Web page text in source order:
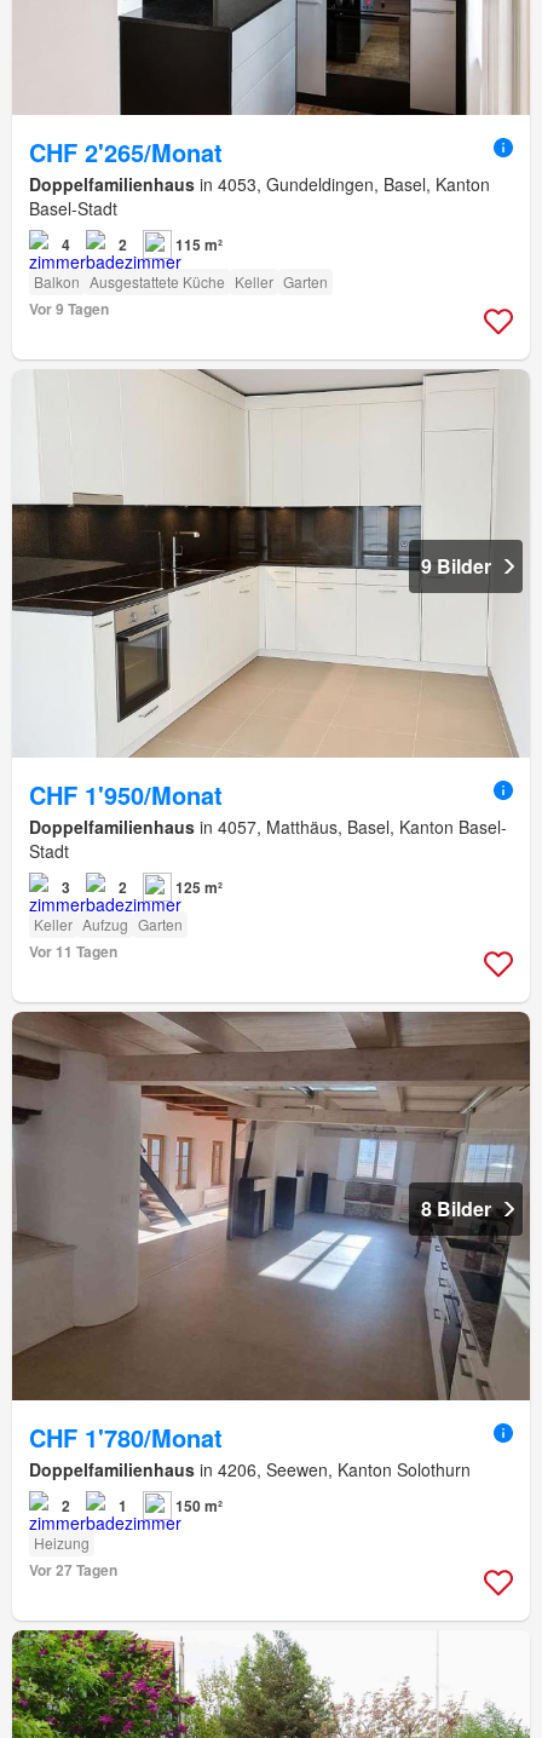
CHF 2'265/Monat
Doppelfamilienhaus in 4053, Gundeldingen, Basel, Kanton
Basel-Stadt
4 2 115 m²
Balkon Ausgestattete Küche Keller Garten
Vor 9 Tagen
9 Bilder
CHF 1'950/Monat
Doppelfamilienhaus in 4057, Matthäus, Basel, Kanton Basel-
Stadt
3 2 125 m²
Keller Aufzug Garten
Vor 11 Tagen
8 Bilder
CHF 1'780/Monat
Doppelfamilienhaus in 4206, Seewen, Kanton Solothurn
2 1 150 m²
Heizung
Vor 27 Tagen